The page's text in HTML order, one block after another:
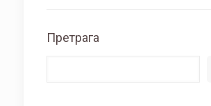
Претрага